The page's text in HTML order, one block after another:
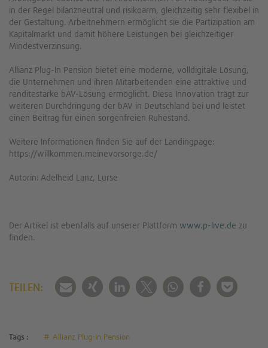
in der Regel bilanzneutral und risikoarm, gleichzeitig sehr flexibel in
der Gestaltung. Arbeitnehmern ermöglicht sie die Partizipation am
Kapitalmarkt und damit höhere Leistungen bei gleichzeitiger
Mindestverzinsung.
Allianz Plug-In Pension bietet eine moderne, volldigitale Lösung,
die Unternehmen und ihren Mitarbeitenden eine attraktive und
renditestarke bAV-Lösung ermöglicht. Diese Innovation trägt zur
weiteren Durchdringung der bAV in Deutschland bei und leistet
einen Beitrag für einen sorgenfreien Ruhestand.
Weitere Informationen finden Sie auf der Landingpage:
https://willkommen.meinevorsorge.de/
Autorin: Adelheid Lanz, Lurse
Der Artikel ist ebenfalls auf unserer Plattform www.p-live.de zu
finden.
TEILEN:
Tags :
Allianz Plug-In Pension